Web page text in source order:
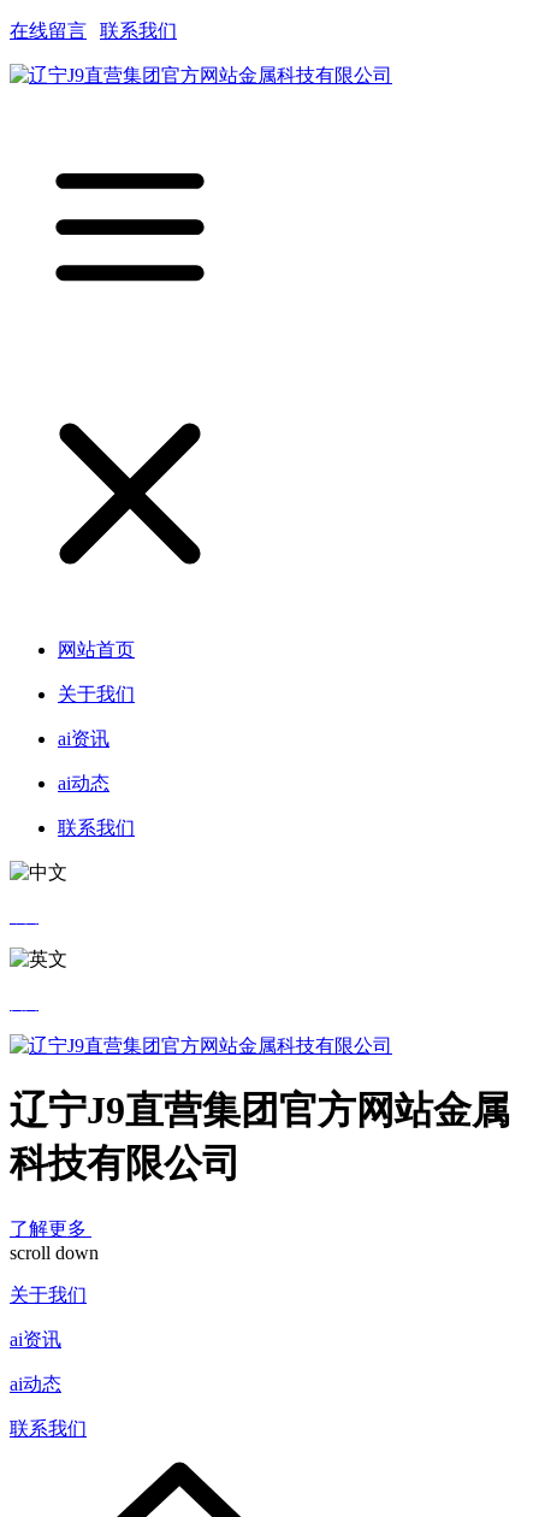
在线留言 联系我们
网站首页
关于我们
ai资讯
ai动态
联系我们
辽宁J9直营集团官方网站金属
科技有限公司
了解更多
scroll down
关于我们
ai资讯
ai动态
联系我们